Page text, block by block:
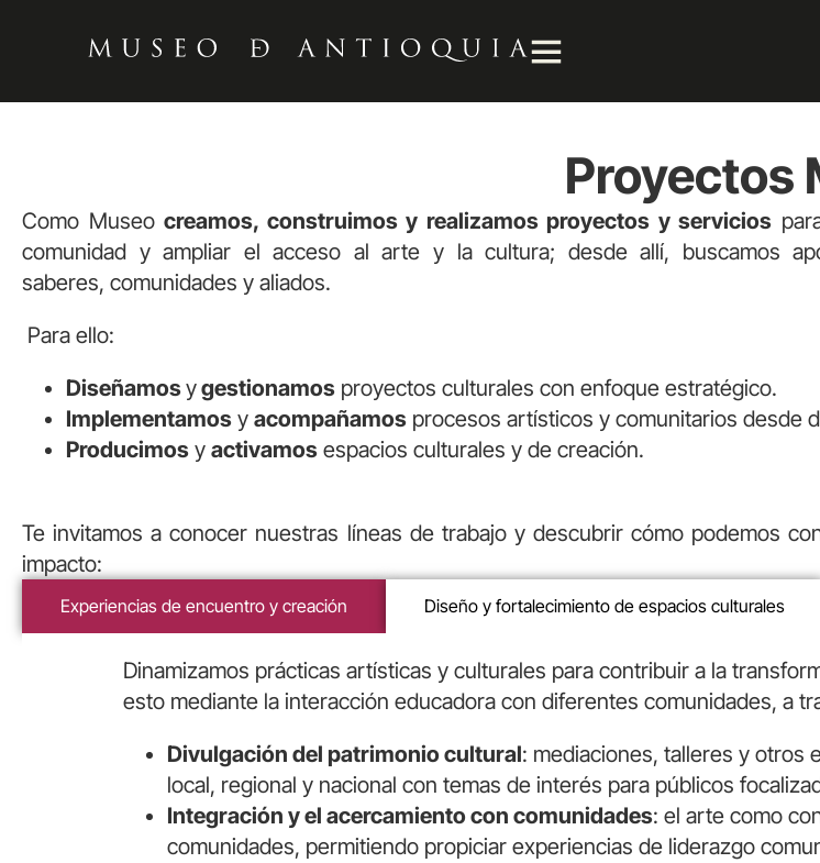
Proyectos
Como Museo creamos, construimos y realizamos proyectos y servicios
comunidad y ampliar el acceso al arte y la cultura; desde allí, buscamos
saberes, comunidades y aliados.
Para ello:
Diseñamosygestionamos proyectos culturales con enfoque estratégico.
Implementamos y acompañamos procesos artísticos y comunitarios desde
Producimos y activamos espacios culturales y de creación.
Te invitamos a conocer nuestras líneas de trabajo y descubrir cómo podemos
impacto:
Experiencias de encuentro y creación Diseño y fortalecimiento de espacios culturales
Dinamizamos prácticas artísticas y culturales para contribuir a la
esto mediante la interacción educadora con diferentes comunidades, a
Divulgación del patrimonio cultural: mediaciones, talleres y otros
local, regional y nacional con temas de interés para públicos
Integración y el acercamiento con comunidades: el arte como
comunidades, permitiendo propiciar experiencias de liderazgo